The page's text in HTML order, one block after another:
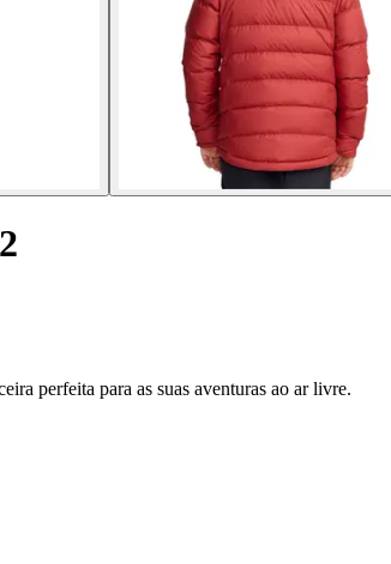
perfeita para as suas aventuras ao ar livre.